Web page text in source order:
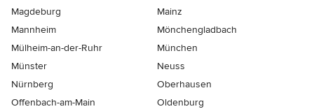
Magdeburg
Mainz
Mannheim
Mönchen­gladbach
Mülheim-an-der-Ruhr
München
Münster
Neuss
Nürnberg
Oberhausen
Offenbach-am-Main
Oldenburg